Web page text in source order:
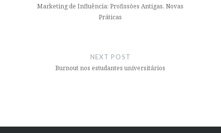
Marketing de Influência: Profissões Antigas, Novas
Práticas
NEXT POST
Burnout nos estudantes universitários